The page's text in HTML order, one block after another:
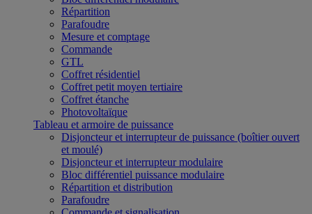
Répartition
Parafoudre
Mesure et comptage
Commande
GTL
Coffret résidentiel
Coffret petit moyen tertiaire
Coffret étanche
Photovoltaïque
Tableau et armoire de puissance
Disjoncteur et interrupteur de puissance (boîtier ouvert
et moulé)
Disjoncteur et interrupteur modulaire
Bloc différentiel puissance modulaire
Répartition et distribution
Parafoudre